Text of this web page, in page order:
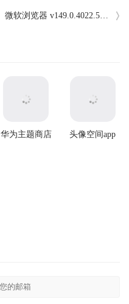
微软浏览器 v149.0.4022.53手机版
华为主题商店
头像空间app